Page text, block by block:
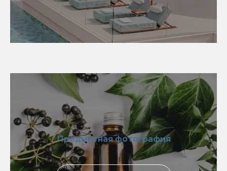
Предметная фотография